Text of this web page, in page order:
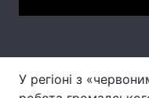
Послуги
У регіоні з